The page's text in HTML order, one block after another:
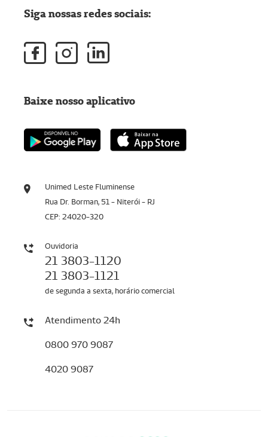
Unimed Leste Fluminense
Rua Dr. Borman, 51 - Niterói - RJ
CEP: 24020-320
Ouvidoria
21 3803-1120
21 3803-1121
de segunda a sexta, horário comercial
Atendimento 24h
0800 970 9087
4020 9087
Siga nossas redes sociais:
Baixe nosso aplicativo